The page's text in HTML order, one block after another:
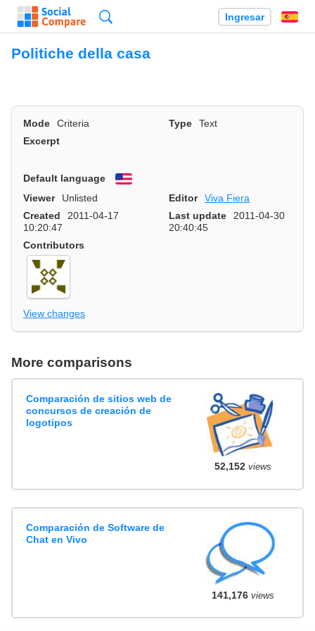
Ingresar
Politiche della casa
Mode Criteria Type
Text
Excerpt
Default language
English
Viewer
Unlisted Editor
Viva Fiera
Created
2011-04-17
10:20:47
Last update
2011-04-30
20:40:45
Contributors
View changes
More comparisons
Comparación de sitios web de
concursos de creación de
logotipos
52,152views
Comparación de Software de
Chat en Vivo
141,176views